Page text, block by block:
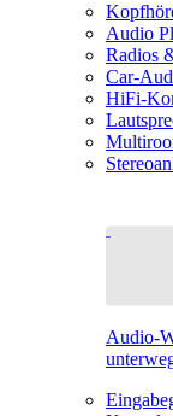
Audio
Radios
Car-
HiFi-
Audio-